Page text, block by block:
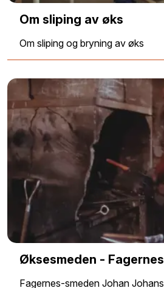
Om sliping av øks
Om sliping og bryning av øks
Øksesmeden -
Fagernes-smeden Johan